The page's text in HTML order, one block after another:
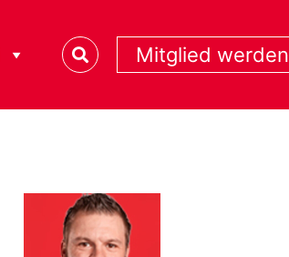
Mitglied werden